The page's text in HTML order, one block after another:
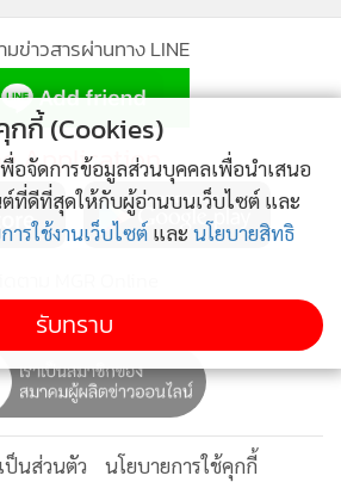
ข่าวสารผ่านทาง LINE
Application
ป็นส่วนตัว นโยบายการใช้คุกกี้
กกี้ (Cookies)
พื่อจัดการข้อมูลส่วนบุคคลเพื่อนำเสนอ
ที่ดีที่สุดให้กับผู้อ่านบนเว็บไซต์ และ
ารใช้งานเว็บไซต์ และ นโยบายสิทธิ
รับทราบ